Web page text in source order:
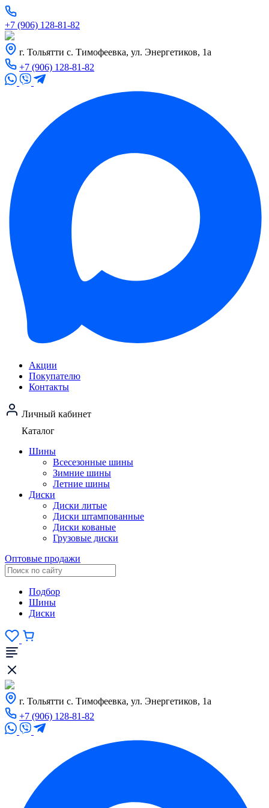
+7 (906) 128-81-82
г. Тольятти с. Тимофеевка, ул. Энергетиков, 1а
+7 (906) 128-81-82
Акции
Покупателю
Контакты
Личный кабинет
Каталог
Шины
Всесезонные шины
Зимние шины
Летние шины
Диски
Диски литые
Диски штампованные
Диски кованые
Грузовые диски
Оптовые продажи
Подбор
Шины
Диски
г. Тольятти с. Тимофеевка, ул. Энергетиков, 1а
+7 (906) 128-81-82